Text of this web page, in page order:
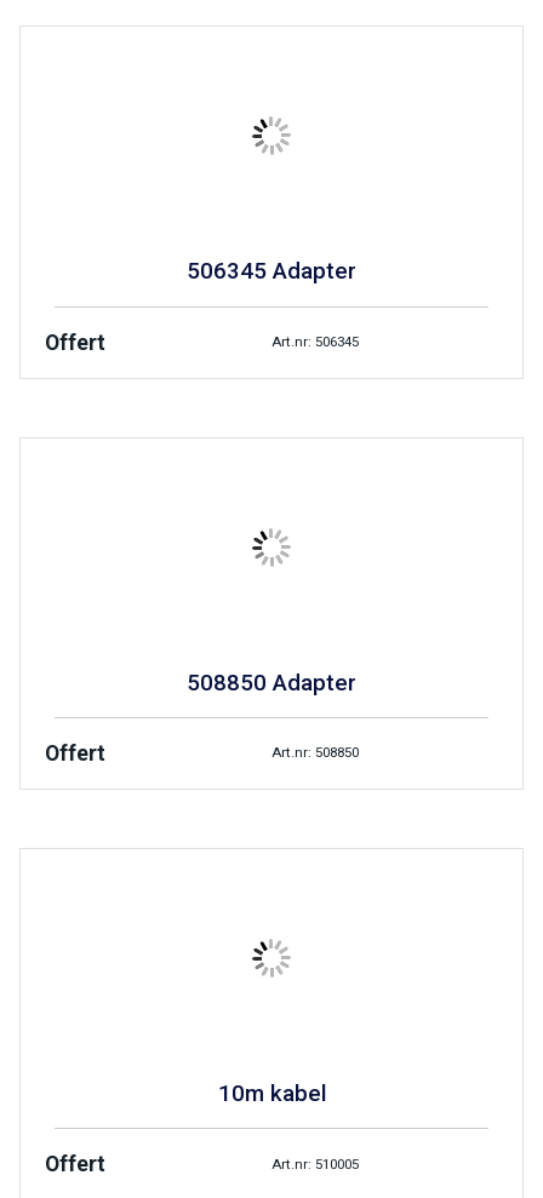
506345 Adapter
Offert Art.nr: 506345
508850 Adapter
Offert Art.nr: 508850
10m kabel
Offert Art.nr: 510005